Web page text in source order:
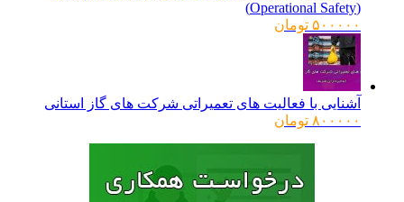
۵۰۰۰۰۰ تومان
آشنایی با فعالیت های تعمیراتی شرکت های گاز استانی
۸۰۰۰۰۰ تومان